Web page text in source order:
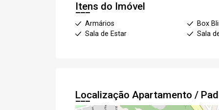
Itens do Imóvel
Armários
Box
Sala de Estar
Sala
Localização Apartamento /